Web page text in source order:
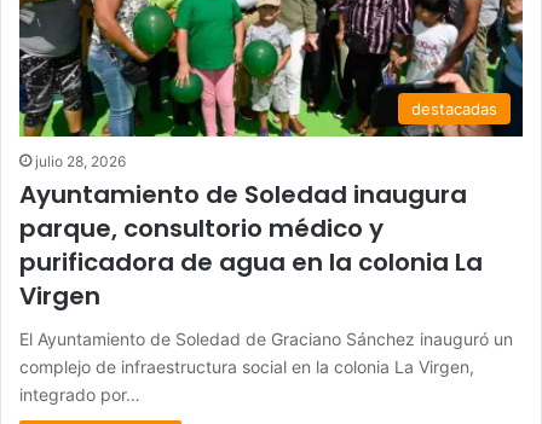
destacadas
julio 28, 2026
Ayuntamiento de Soledad inaugura
parque, consultorio médico y
purificadora de agua en la colonia La
Virgen
El Ayuntamiento de Soledad de Graciano Sánchez inauguró un
complejo de infraestructura social en la colonia La Virgen,
integrado por…